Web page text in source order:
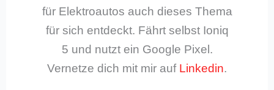
für Elektroautos auch dieses Thema
für sich entdeckt. Fährt selbst Ioniq
5 und nutzt ein Google Pixel.
Vernetze dich mit mir auf Linkedin.